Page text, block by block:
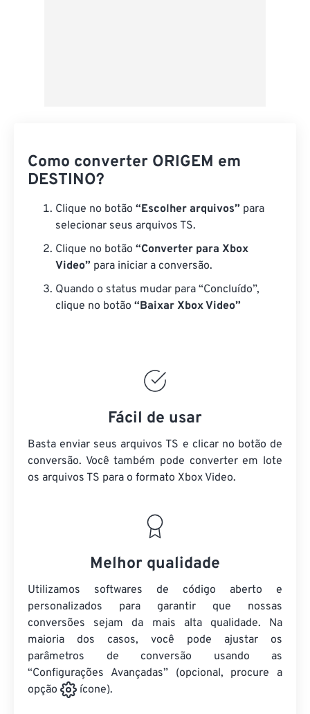
Como converter ORIGEM em
DESTINO?
Clique no botão “Escolher arquivos” para
selecionar seus arquivos TS.
Clique no botão “Converter para Xbox
Video” para iniciar a conversão.
Quando o status mudar para “Concluído”,
clique no botão “Baixar Xbox Video”
Fácil de usar
Basta enviar seus arquivos TS e clicar no botão de
conversão. Você também pode converter em lote
os arquivos TS para o formato Xbox Video.
Melhor qualidade
Utilizamos softwares de código aberto e
personalizados para garantir que nossas
conversões sejam da mais alta qualidade. Na
maioria dos casos, você pode ajustar os
parâmetros de conversão usando as
“Configurações Avançadas” (opcional, procure a
opção
ícone).